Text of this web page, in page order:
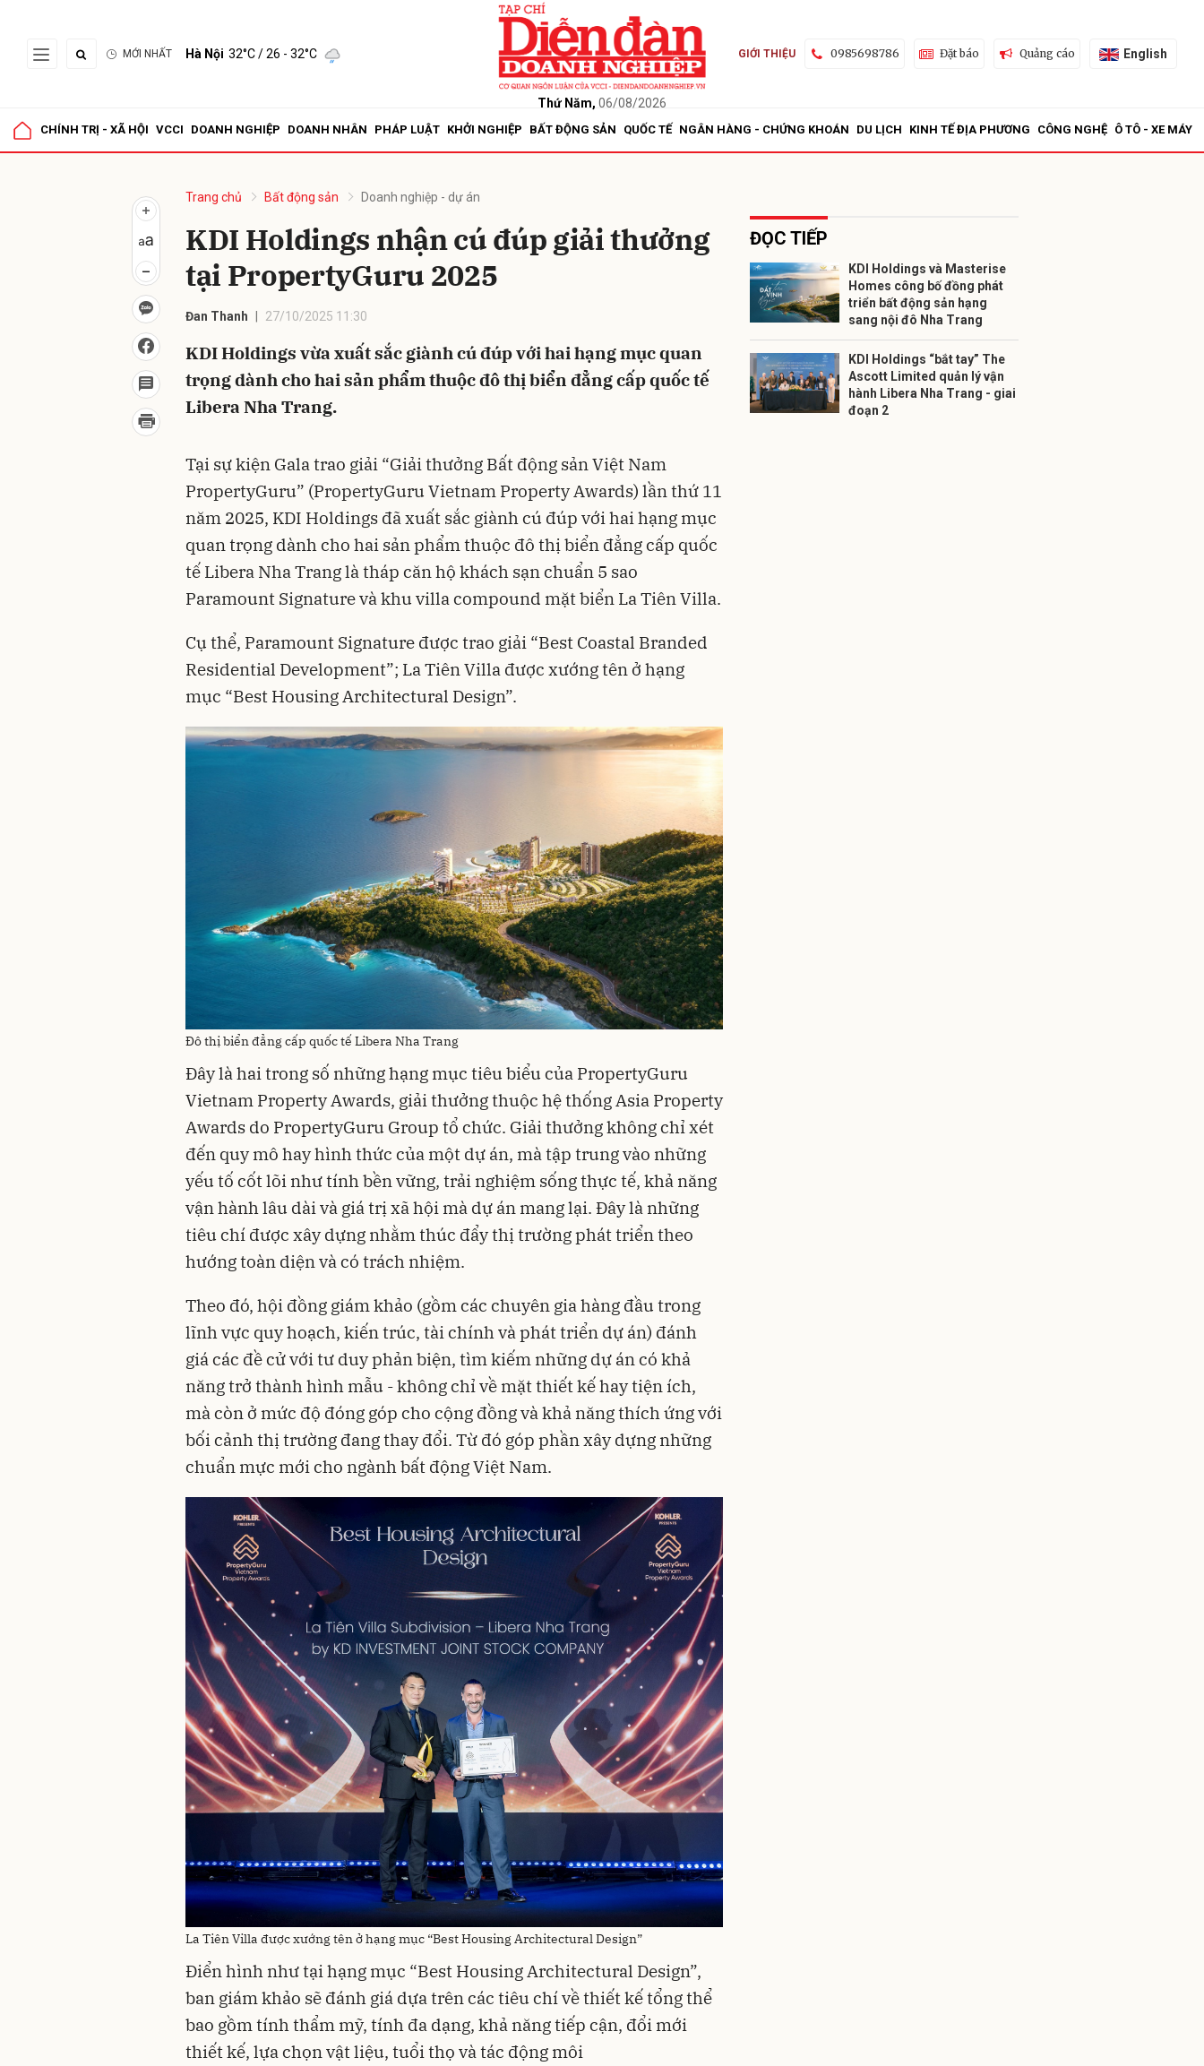
MỚI NHẤT Hà Nội 32°C/ 26 - 32°C
Thứ Năm, 06/08/2026
GIỚI THIỆU 0985698786 Đặt báo Quảng cáo English
CHÍNH TRỊ - XÃ HỘI VCCI DOANH NGHIỆP DOANH NHÂN PHÁP LUẬT KHỞI NGHIỆP BẤT ĐỘNG SẢN QUỐC TẾ NGÂN HÀNG - CHỨNG KHOÁN DU LỊCH KINH TẾ ĐỊA PHƯƠNG CÔNG NGHỆ Ô TÔ - XE MÁY
Trang chủ Bất động sản Doanh nghiệp - dự án
KDI Holdings nhận cú đúp giải thưởng
tại PropertyGuru 2025
Đan Thanh 27/10/2025 11:30
KDI Holdings vừa xuất sắc giành cú đúp với hai hạng mục quan
trọng dành cho hai sản phẩm thuộc đô thị biển đẳng cấp quốc tế
Libera Nha Trang.
Tại sự kiện Gala trao giải “Giải thưởng Bất động sản Việt Nam
PropertyGuru” (PropertyGuru Vietnam Property Awards) lần thứ 11
năm 2025, KDI Holdings đã xuất sắc giành cú đúp với hai hạng mục
quan trọng dành cho hai sản phẩm thuộc đô thị biển đẳng cấp quốc
tế Libera Nha Trang là tháp căn hộ khách sạn chuẩn 5 sao
Paramount Signature và khu villa compound mặt biển La Tiên Villa.
Cụ thể, Paramount Signature được trao giải “Best Coastal Branded
Residential Development”; La Tiên Villa được xướng tên ở hạng
mục “Best Housing Architectural Design”.
Đô thị biển đẳng cấp quốc tế Libera Nha Trang
Đây là hai trong số những hạng mục tiêu biểu của PropertyGuru
Vietnam Property Awards, giải thưởng thuộc hệ thống Asia Property
Awards do PropertyGuru Group tổ chức. Giải thưởng không chỉ xét
đến quy mô hay hình thức của một dự án, mà tập trung vào những
yếu tố cốt lõi như tính bền vững, trải nghiệm sống thực tế, khả năng
vận hành lâu dài và giá trị xã hội mà dự án mang lại. Đây là những
tiêu chí được xây dựng nhằm thúc đẩy thị trường phát triển theo
hướng toàn diện và có trách nhiệm.
Theo đó, hội đồng giám khảo (gồm các chuyên gia hàng đầu trong
lĩnh vực quy hoạch, kiến trúc, tài chính và phát triển dự án) đánh
giá các đề cử với tư duy phản biện, tìm kiếm những dự án có khả
năng trở thành hình mẫu - không chỉ về mặt thiết kế hay tiện ích,
mà còn ở mức độ đóng góp cho cộng đồng và khả năng thích ứng với
bối cảnh thị trường đang thay đổi. Từ đó góp phần xây dựng những
chuẩn mực mới cho ngành bất động Việt Nam.
La Tiên Villa được xướng tên ở hạng mục “Best Housing Architectural Design”
Điển hình như tại hạng mục “Best Housing Architectural Design”,
ban giám khảo sẽ đánh giá dựa trên các tiêu chí về thiết kế tổng thể
bao gồm tính thẩm mỹ, tính đa dạng, khả năng tiếp cận, đổi mới
thiết kế, lựa chọn vật liệu, tuổi thọ và tác động môi
ĐỌC TIẾP
KDI Holdings và Masterise
Homes công bố đồng phát
triển bất động sản hạng
sang nội đô Nha Trang
KDI Holdings “bắt tay” The
Ascott Limited quản lý vận
hành Libera Nha Trang - giai
đoạn 2
Gửi